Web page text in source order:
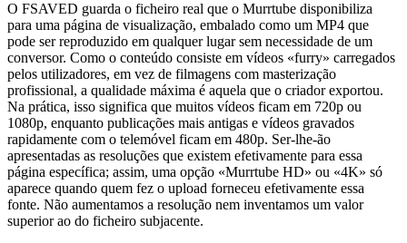
O FSAVED guarda o ficheiro real que o Murrtube disponibiliza
para uma página de visualização, embalado como um MP4 que
pode ser reproduzido em qualquer lugar sem necessidade de um
conversor. Como o conteúdo consiste em vídeos «furry» carregados
pelos utilizadores, em vez de filmagens com masterização
profissional, a qualidade máxima é aquela que o criador exportou.
Na prática, isso significa que muitos vídeos ficam em 720p ou
1080p, enquanto publicações mais antigas e vídeos gravados
rapidamente com o telemóvel ficam em 480p. Ser-lhe-ão
apresentadas as resoluções que existem efetivamente para essa
página específica; assim, uma opção «Murrtube HD» ou «4K» só
aparece quando quem fez o upload forneceu efetivamente essa
fonte. Não aumentamos a resolução nem inventamos um valor
superior ao do ficheiro subjacente.